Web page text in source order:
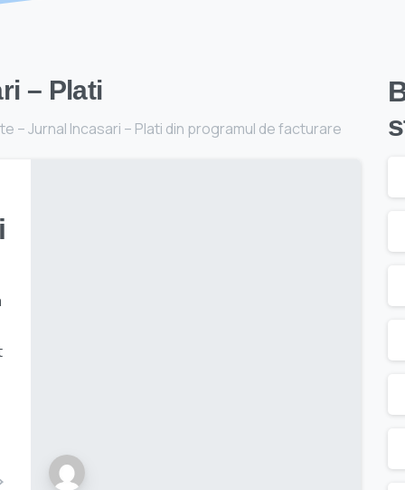
– Plati
– Jurnal Incasari – Plati din programul de facturare